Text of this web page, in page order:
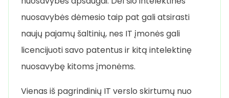
nuosavybės dėmesio taip pat gali atsirasti
naujų pajamų šaltinių, nes IT įmonės gali
licencijuoti savo patentus ir kitą intelektinę
nuosavybę kitoms įmonėms.
Vienas iš pagrindinių IT verslo skirtumų nuo